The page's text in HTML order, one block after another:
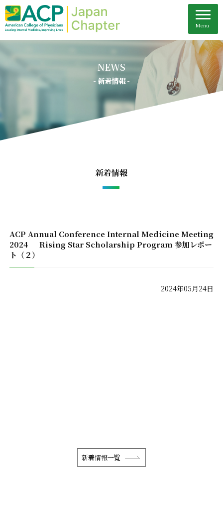
NEWS
- 新着情報 -
新着情報
ACP Annual Conference Internal Medicine Meeting
2024 Rising Star Scholarship Program 参加レポー
ト（２）
2024年05月24日
新着情報一覧